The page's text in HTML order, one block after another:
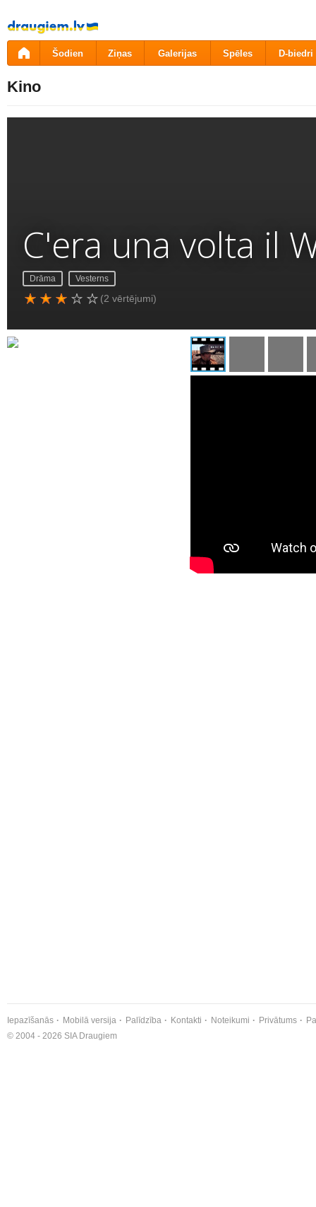
Pāriet
uz
saturu
Šodien Ziņas Galerijas Spēles D-biedri
Kino
C'era una volta il
Drāma Vesterns
(2 vērtējumi)
Iepazīšanās Mobilā versija Palīdzība Kontakti Noteikumi Privātums
© 2004 - 2026 SIA Draugiem